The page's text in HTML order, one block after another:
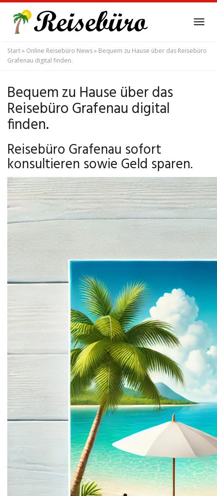
main
content
Start» Online Reisebüro News» Bequem zu Hause über das Reisebüro
Grafenau digital finden.
Bequem zu Hause über das
Reisebüro Grafenau digital
finden.
Reisebüro Grafenau sofort
konsultieren sowie Geld sparen.